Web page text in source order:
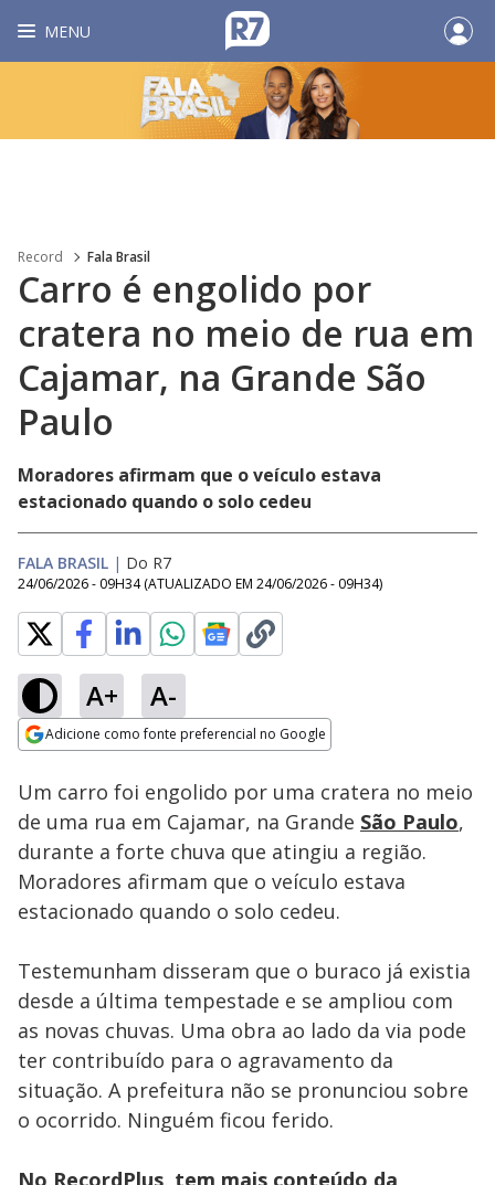
MENU
Record Fala Brasil
Carro é engolido por
cratera no meio de rua em
Cajamar, na Grande São
Paulo
Moradores afirmam que o veículo estava
estacionado quando o solo cedeu
FALA BRASIL | Do R7
24/06/2026 - 09H34 (ATUALIZADO EM 24/06/2026 - 09H34)
A+ A-
Adicione como fonte preferencial no Google
Ativar
100.00%
Um carro foi engolido por uma cratera no meio
de uma rua em Cajamar, na Grande São Paulo,
durante a forte chuva que atingiu a região.
Moradores afirmam que o veículo estava
estacionado quando o solo cedeu.
Testemunham disseram que o buraco já existia
desde a última tempestade e se ampliou com
as novas chuvas. Uma obra ao lado da via pode
ter contribuído para o agravamento da
situação. A prefeitura não se pronunciou sobre
o ocorrido. Ninguém ficou ferido.
No RecordPlus, tem mais conteúdo da